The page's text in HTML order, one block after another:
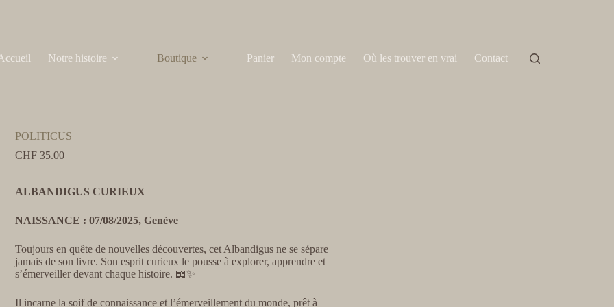
Notre histoire Boutique Panier Mon compte Où les trouver en vrai Contact
POLITICUS
CHF35.00
ALBANDIGUS CURIEUX
NAISSANCE : 07/08/2025, Genève
Toujours en quête de nouvelles découvertes, cet Albandigus ne se sépare
jamais de son livre. Son esprit curieux le pousse à explorer, apprendre et
s’émerveiller devant chaque histoire. 📖✨
Il incarne la soif de connaissance et l’émerveillement du monde, prêt à